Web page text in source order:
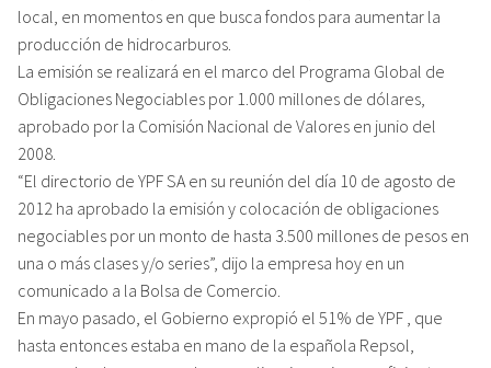
local, en momentos en que busca fondos para aumentar la
producción de hidrocarburos.
La emisión se realizará en el marco del Programa Global de
Obligaciones Negociables por 1.000 millones de dólares,
aprobado por la Comisión Nacional de Valores en junio del
2008.
“El directorio de YPF SA en su reunión del día 10 de agosto de
2012 ha aprobado la emisión y colocación de obligaciones
negociables por un monto de hasta 3.500 millones de pesos en
una o más clases y/o series”, dijo la empresa hoy en un
comunicado a la Bolsa de Comercio.
En mayo pasado, el Gobierno expropió el 51% de YPF , que
hasta entonces estaba en mano de la española Repsol,